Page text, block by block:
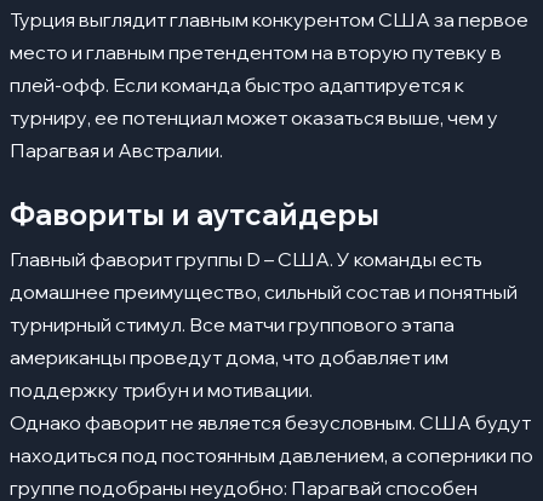
Турция выглядит главным конкурентом США за первое
место и главным претендентом на вторую путевку в
плей-офф. Если команда быстро адаптируется к
турниру, ее потенциал может оказаться выше, чем у
Парагвая и Австралии.
Фавориты и аутсайдеры
Главный фаворит группы D – США. У команды есть
домашнее преимущество, сильный состав и понятный
турнирный стимул. Все матчи группового этапа
американцы проведут дома, что добавляет им
поддержку трибун и мотивации.
Однако фаворит не является безусловным. США будут
находиться под постоянным давлением, а соперники по
группе подобраны неудобно: Парагвай способен